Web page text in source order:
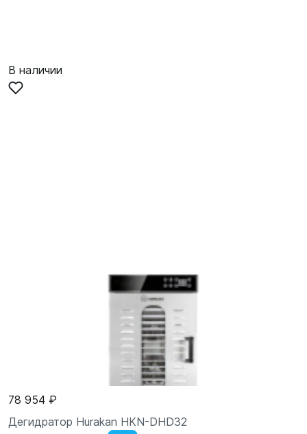
В наличии
78 954 ₽
Дегидратор Hurakan HKN-DHD32